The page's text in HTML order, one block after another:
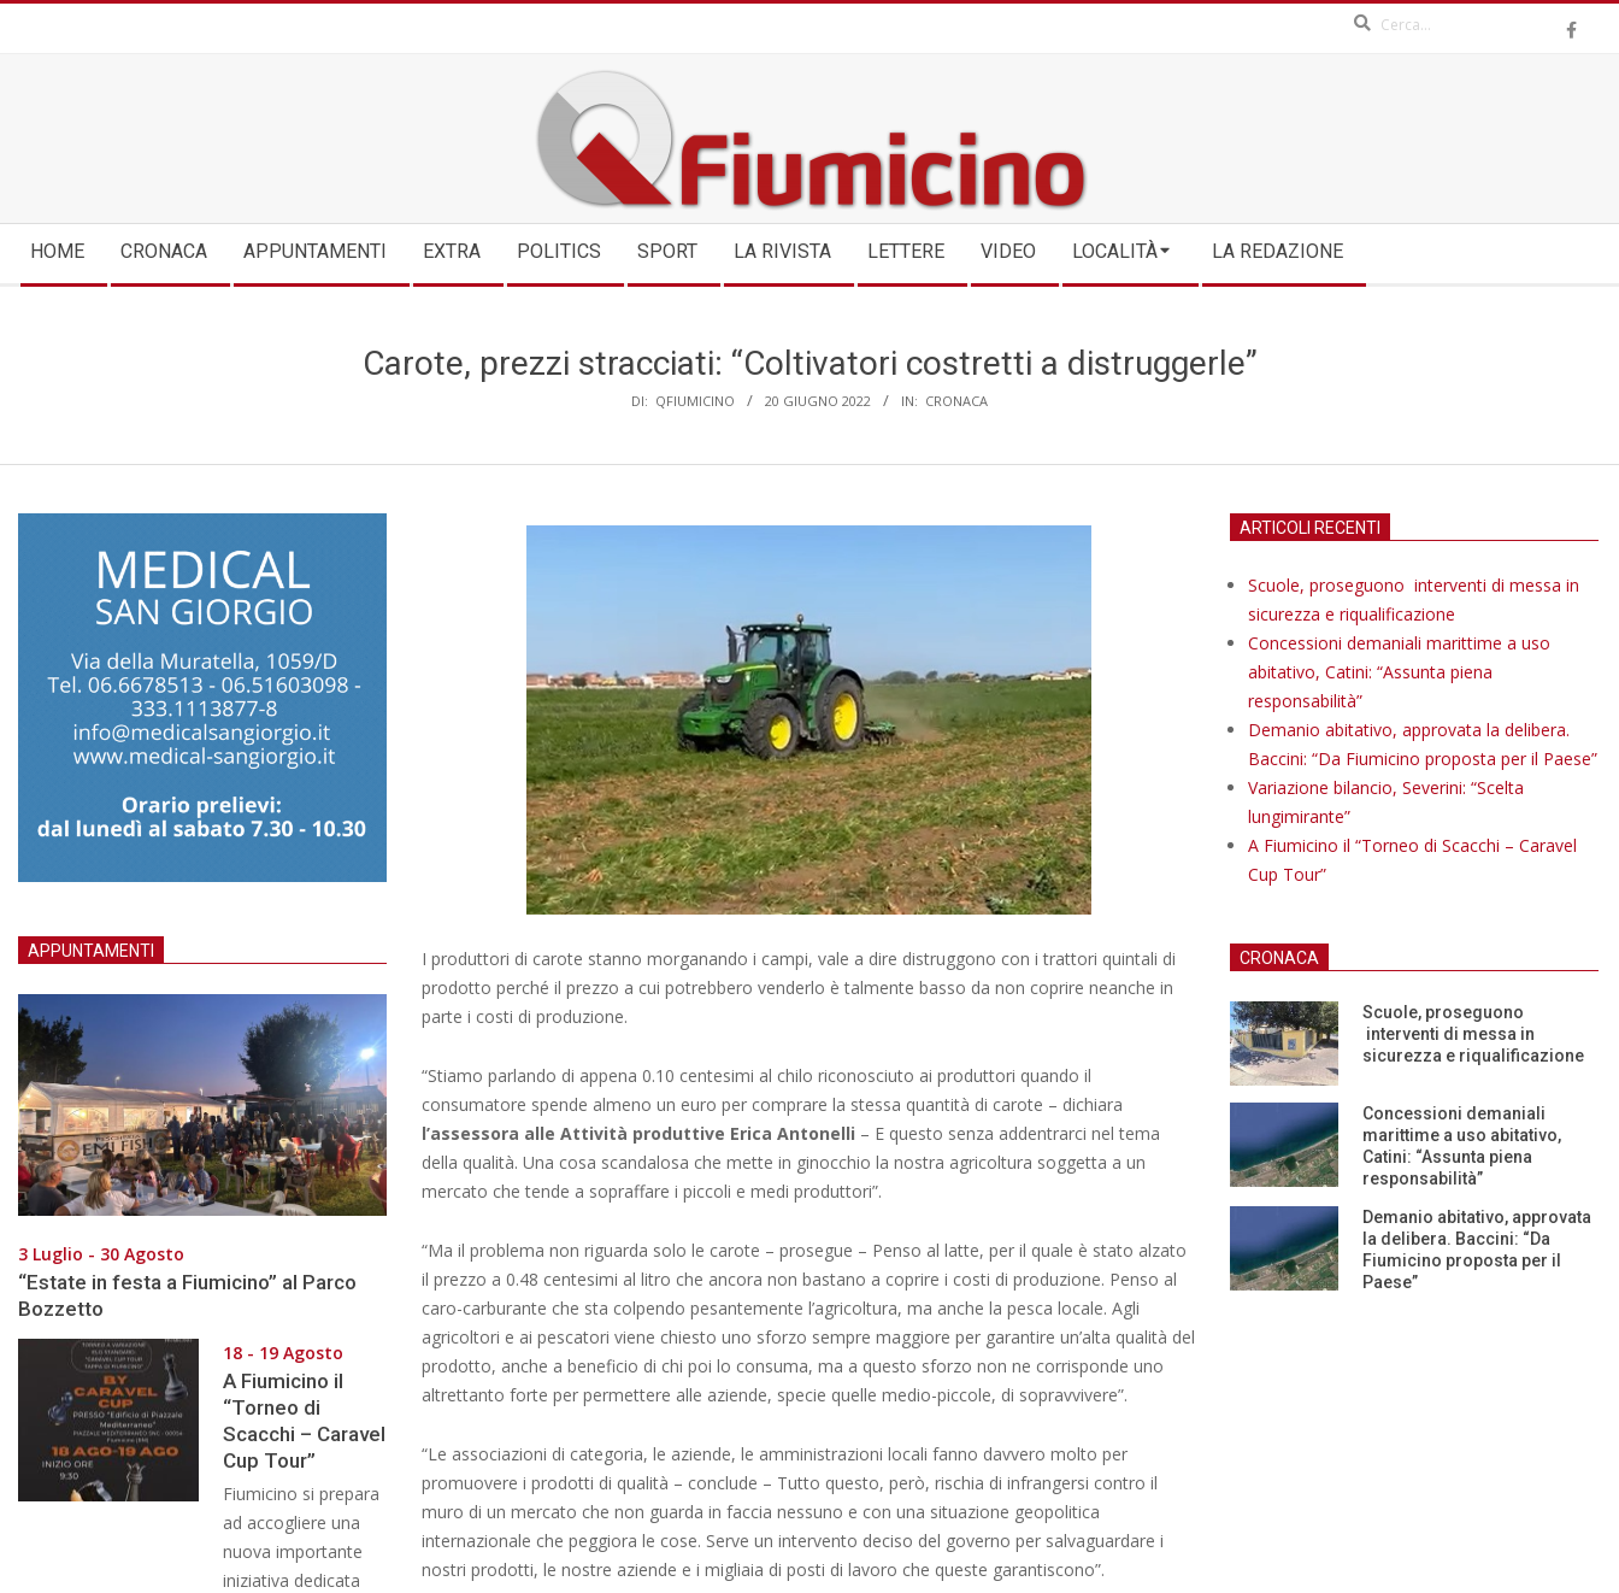
QFIUMICINO.COM
Navigation
Menu
HOME CRONACA APPUNTAMENTI EXTRA POLITICS SPORT LA RIVISTA LETTERE VIDEO LOCALITÀ LA REDAZIONE
Carote, prezzi stracciati: “Coltivatori costretti a distruggerle”
DI: QFIUMICINO 20 GIUGNO 2022 IN: CRONACA
I produttori di carote stanno morganando i campi, vale a dire distruggono con i trattori quintali di
prodotto perché il prezzo a cui potrebbero venderlo è talmente basso da non coprire neanche in
parte i costi di produzione.
“Stiamo parlando di appena 0.10 centesimi al chilo riconosciuto ai produttori quando il
consumatore spende almeno un euro per comprare la stessa quantità di carote – dichiara
l’assessora alle Attività produttive Erica Antonelli – E questo senza addentrarci nel tema
della qualità. Una cosa scandalosa che mette in ginocchio la nostra agricoltura soggetta a un
mercato che tende a sopraffare i piccoli e medi produttori”.
“Ma il problema non riguarda solo le carote – prosegue – Penso al latte, per il quale è stato alzato
il prezzo a 0.48 centesimi al litro che ancora non bastano a coprire i costi di produzione. Penso al
caro-carburante che sta colpendo pesantemente l’agricoltura, ma anche la pesca locale. Agli
agricoltori e ai pescatori viene chiesto uno sforzo sempre maggiore per garantire un’alta qualità del
prodotto, anche a beneficio di chi poi lo consuma, ma a questo sforzo non ne corrisponde uno
altrettanto forte per permettere alle aziende, specie quelle medio-piccole, di sopravvivere”.
“Le associazioni di categoria, le aziende, le amministrazioni locali fanno davvero molto per
promuovere i prodotti di qualità – conclude – Tutto questo, però, rischia di infrangersi contro il
muro di un mercato che non guarda in faccia nessuno e con una situazione geopolitica
internazionale che peggiora le cose. Serve un intervento deciso del governo per salvaguardare i
nostri prodotti, le nostre aziende e i migliaia di posti di lavoro che queste garantiscono”.
APPUNTAMENTI
3 Luglio - 30 Agosto
“Estate in festa a Fiumicino” al Parco
Bozzetto
18 - 19 Agosto
A Fiumicino il
“Torneo di
Scacchi – Caravel
Cup Tour”
Fiumicino si prepara
ad accogliere una
nuova importante
iniziativa dedicata
ARTICOLI RECENTI
Scuole, proseguono interventi di messa in
sicurezza e riqualificazione
Concessioni demaniali marittime a uso
abitativo, Catini: “Assunta piena
responsabilità”
Demanio abitativo, approvata la delibera.
Baccini: “Da Fiumicino proposta per il Paese”
Variazione bilancio, Severini: “Scelta
lungimirante”
A Fiumicino il “Torneo di Scacchi – Caravel
Cup Tour”
CRONACA
Scuole, proseguono
interventi di messa in
sicurezza e riqualificazione
Concessioni demaniali
marittime a uso abitativo,
Catini: “Assunta piena
responsabilità”
Demanio abitativo, approvata
la delibera. Baccini: “Da
Fiumicino proposta per il
Paese”